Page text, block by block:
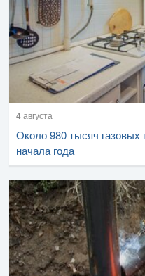
4 августа
Около 980 тысяч газовых
начала года